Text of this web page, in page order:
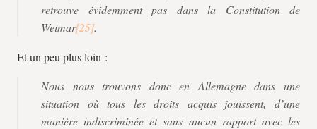
retrouve évidemment pas dans la Constitution de
Weimar
.
Et un peu plus loin :
Nous nous trouvons donc en Allemagne dans une
situation où tous les droits acquis jouissent, d’une
manière indiscriminée et sans aucun rapport avec les